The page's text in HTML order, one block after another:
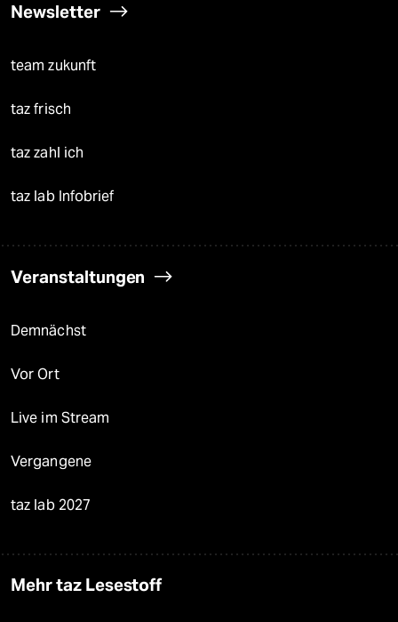
Newsletter
team zukunft
taz frisch
taz zahl ich
taz lab Infobrief
Veranstaltungen
Demnächst
Vor Ort
Live im Stream
Vergangene
taz lab 2027
Mehr taz Lesestoff